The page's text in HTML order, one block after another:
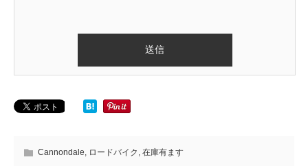
Cannondale ロードバイク 在庫有ます